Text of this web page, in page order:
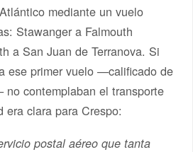
mediante un vuelo
Stawanger a Falmouth
a San Juan de Terranova. Si
ese primer vuelo —calificado de
contemplaban el transporte
era clara para Crespo:
postal aéreo que tanta